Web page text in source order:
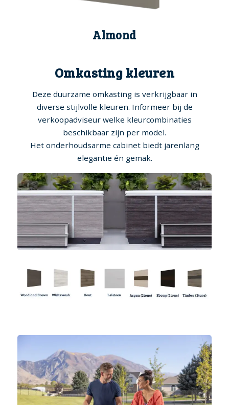
Almond
Omkasting kleuren
Deze duurzame omkasting is verkrijgbaar in
diverse stijlvolle kleuren. Informeer bij de
verkoopadviseur welke kleurcombinaties
beschikbaar zijn per model.
Het onderhoudsarme cabinet biedt jarenlang
elegantie én gemak.